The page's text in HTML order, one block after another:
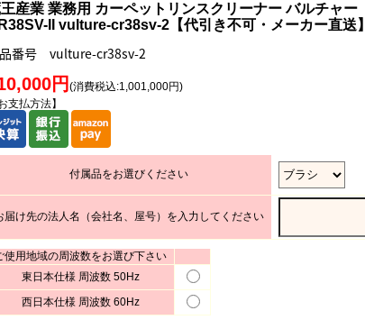
産業 業務用 カーペットリンスクリーナー バルチャー
II vulture-cr38sv-2【代引き不可・メーカー直送】
番号 vulture-cr38sv-2
円 (消費税込:1,001,000円)
支払方法】
付属品をお選びください
届け先の法人名（会社名、屋号）を入力してください
使用地域の周波数をお選び下さい
東日本仕様 周波数 50Hz
西日本仕様 周波数 60Hz